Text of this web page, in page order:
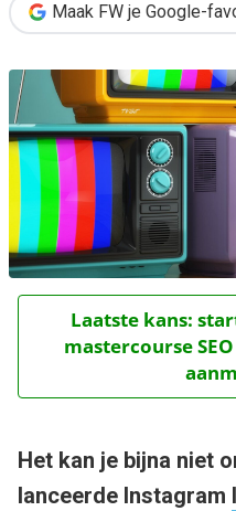
Maak FW je Google-
Laatste kans:
mastercourse
Het kan je bijna niet
lanceerde Instagram